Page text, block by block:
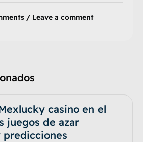
/ Leave a comment
casino en el
juegos de azar